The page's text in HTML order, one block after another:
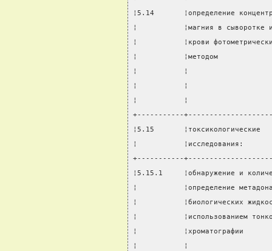
¦5.14       ¦определение
¦           ¦магния в
¦           ¦крови
¦           ¦методом
¦           ¦
¦           ¦
¦           ¦
+-----------
¦5.15
¦
+-----------
¦5.15.1     ¦обнаружение и
¦           ¦определение
¦           ¦биологических
¦           ¦использованием
¦           ¦хроматографии
¦           ¦